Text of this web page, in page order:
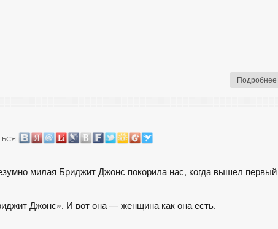
Подробнее
милая Бриджит Джонс покорила нас, когда вышел первый
Джонс». И вот она — женщина как она есть.